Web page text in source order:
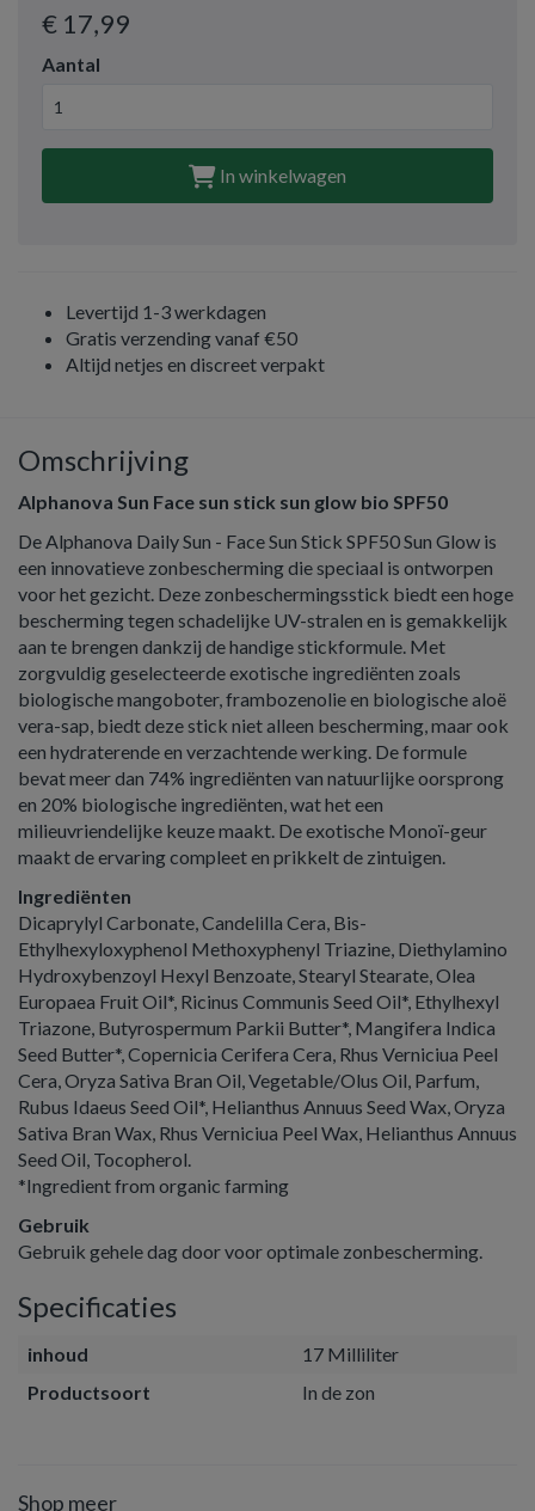
€ 17,99
Aantal
In winkelwagen
Levertijd 1-3 werkdagen
Gratis verzending vanaf €50
Altijd netjes en discreet verpakt
Omschrijving
Alphanova Sun Face sun stick sun glow bio SPF50
De Alphanova Daily Sun - Face Sun Stick SPF50 Sun Glow is
een innovatieve zonbescherming die speciaal is ontworpen
voor het gezicht. Deze zonbeschermingsstick biedt een hoge
bescherming tegen schadelijke UV-stralen en is gemakkelijk
aan te brengen dankzij de handige stickformule. Met
zorgvuldig geselecteerde exotische ingrediënten zoals
biologische mangoboter, frambozenolie en biologische aloë
vera-sap, biedt deze stick niet alleen bescherming, maar ook
een hydraterende en verzachtende werking. De formule
bevat meer dan 74% ingrediënten van natuurlijke oorsprong
en 20% biologische ingrediënten, wat het een
milieuvriendelijke keuze maakt. De exotische Monoï-geur
maakt de ervaring compleet en prikkelt de zintuigen.
Ingrediënten
Dicaprylyl Carbonate, Candelilla Cera, Bis-
Ethylhexyloxyphenol Methoxyphenyl Triazine, Diethylamino
Hydroxybenzoyl Hexyl Benzoate, Stearyl Stearate, Olea
Europaea Fruit Oil*, Ricinus Communis Seed Oil*, Ethylhexyl
Triazone, Butyrospermum Parkii Butter*, Mangifera Indica
Seed Butter*, Copernicia Cerifera Cera, Rhus Verniciua Peel
Cera, Oryza Sativa Bran Oil, Vegetable/Olus Oil, Parfum,
Rubus Idaeus Seed Oil*, Helianthus Annuus Seed Wax, Oryza
Sativa Bran Wax, Rhus Verniciua Peel Wax, Helianthus Annuus
Seed Oil, Tocopherol.
*Ingredient from organic farming
Gebruik
Gebruik gehele dag door voor optimale zonbescherming.
Specificaties
inhoud
17 Milliliter
Productsoort
In de zon
Shop meer